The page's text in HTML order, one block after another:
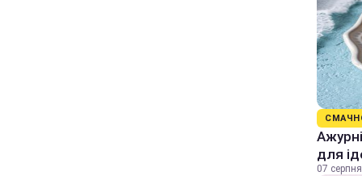
для
07